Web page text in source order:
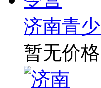
济南青
暂无价格